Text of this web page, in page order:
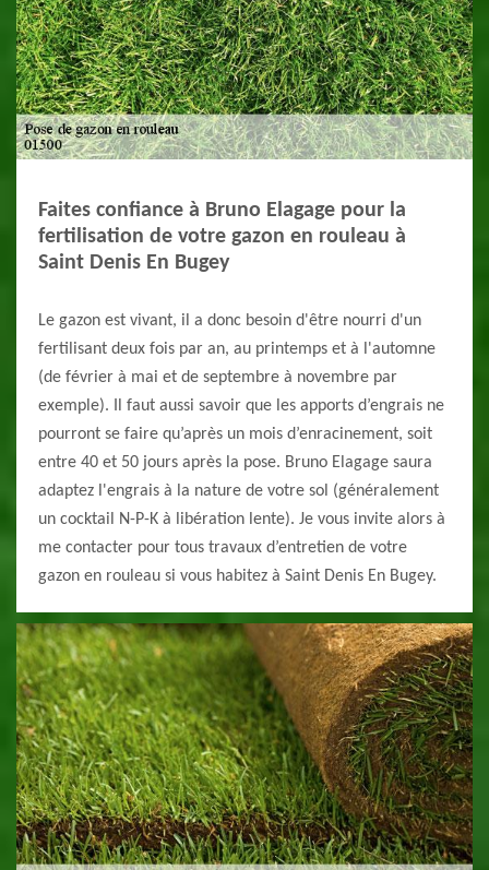
Faites confiance à Bruno Elagage pour la
fertilisation de votre gazon en rouleau à
Saint Denis En Bugey
Le gazon est vivant, il a donc besoin d'être nourri d'un
fertilisant deux fois par an, au printemps et à l'automne
(de février à mai et de septembre à novembre par
exemple). Il faut aussi savoir que les apports d’engrais ne
pourront se faire qu’après un mois d’enracinement, soit
entre 40 et 50 jours après la pose. Bruno Elagage saura
adaptez l'engrais à la nature de votre sol (généralement
un cocktail N-P-K à libération lente). Je vous invite alors à
me contacter pour tous travaux d’entretien de votre
gazon en rouleau si vous habitez à Saint Denis En Bugey.